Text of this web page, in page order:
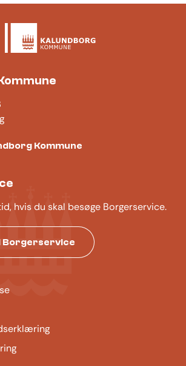
Kommune
hvis du skal besøge Borgerservice.
Borgerservice